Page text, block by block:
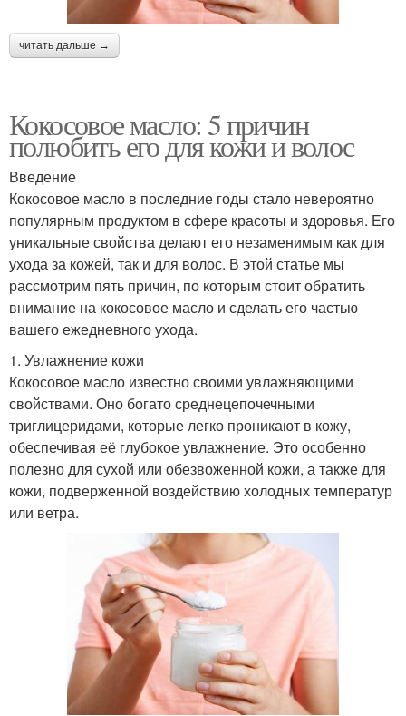
читать дальше →
Кокосовое масло: 5 причин
полюбить его для кожи и волос
Введение
Кокосовое масло в последние годы стало невероятно
популярным продуктом в сфере красоты и здоровья. Его
уникальные свойства делают его незаменимым как для
ухода за кожей, так и для волос. В этой статье мы
рассмотрим пять причин, по которым стоит обратить
внимание на кокосовое масло и сделать его частью
вашего ежедневного ухода.
1. Увлажнение кожи
Кокосовое масло известно своими увлажняющими
свойствами. Оно богато среднецепочечными
триглицеридами, которые легко проникают в кожу,
обеспечивая её глубокое увлажнение. Это особенно
полезно для сухой или обезвоженной кожи, а также для
кожи, подверженной воздействию холодных температур
или ветра.